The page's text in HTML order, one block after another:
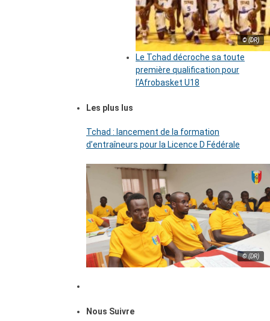
© (DR)
Le Tchad décroche sa toute
première qualification pour
l’Afrobasket U18
Les plus lus
Tchad : lancement de la formation
d’entraîneurs pour la Licence D Fédérale
© (DR)
Nous Suivre